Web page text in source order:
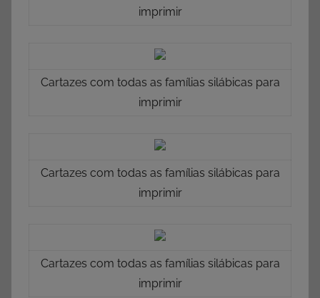
imprimir
Cartazes com todas as famílias silábicas para
imprimir
Cartazes com todas as famílias silábicas para
imprimir
Cartazes com todas as famílias silábicas para
imprimir